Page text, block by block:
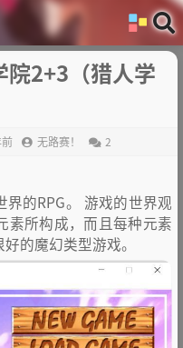
院2+3（猎人学
无路赛！ 2
界的RPG。 游戏的世界观
素所构成，而且每种元素
的魔幻类型游戏。